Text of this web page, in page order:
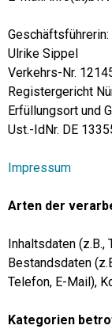
Geschäftsführerin:
Ulrike Sippel
Verkehrs-Nr.
Registergericht
Erfüllungsort und
Ust.-IdNr. DE
Impressum
Arten der
Inhaltsdaten (z.B.,
Bestandsdaten
Telefon, E-Mail),
Kategorien